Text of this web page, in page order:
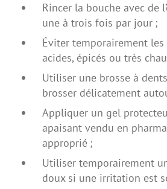
Rincer la bouche avec de
une à trois fois par jour ;
Éviter temporairement
acides, épicés ou très
Utiliser une brosse à
brosser délicatement
Appliquer un gel
apaisant vendu en
approprié ;
Utiliser temporairement
doux si une irritation est